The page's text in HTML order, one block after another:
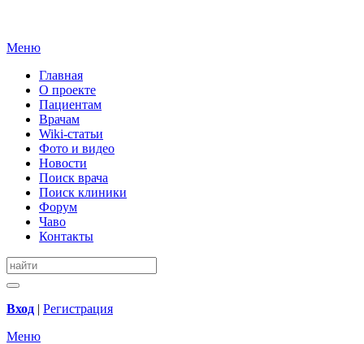
Меню
Главная
О проекте
Пациентам
Врачам
Wiki-статьи
Фото и видео
Новости
Поиск врача
Поиск клиники
Форум
Чаво
Контакты
Вход | Регистрация
Меню